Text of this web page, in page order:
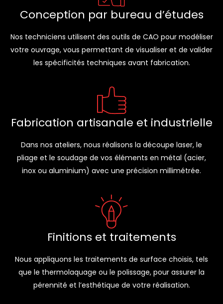
Conception par bureau d’études
Nos techniciens utilisent des outils de CAO pour modéliser
votre ouvrage, vous permettant de visualiser et de valider
les spécificités techniques avant fabrication.
Fabrication artisanale et industrielle
Dans nos ateliers, nous réalisons la découpe laser, le
pliage et le soudage de vos éléments en métal (acier,
inox ou aluminium) avec une précision millimétrée.
Finitions et traitements
Nous appliquons les traitements de surface choisis, tels
que le thermolaquage ou le polissage, pour assurer la
pérennité et l’esthétique de votre réalisation.